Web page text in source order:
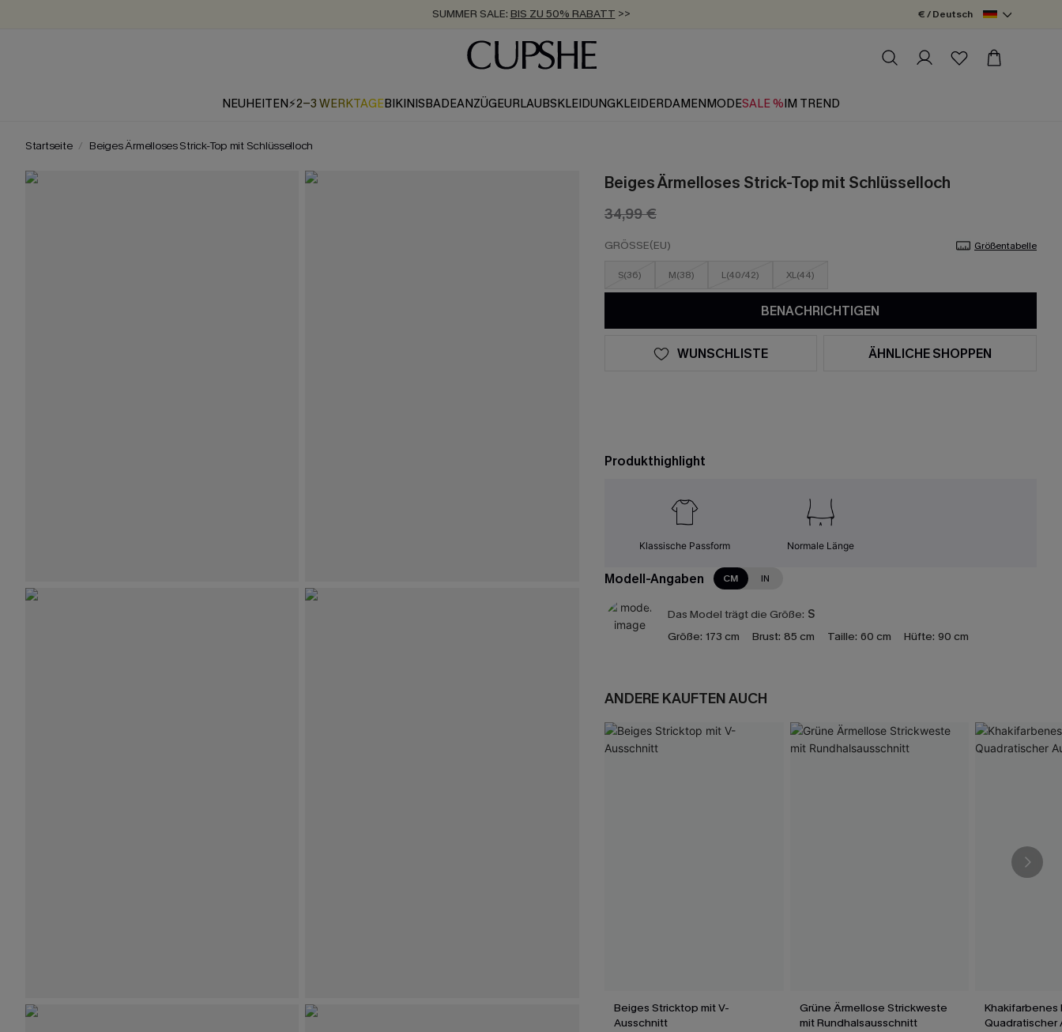
SUMMER SALE: BIS ZU 50% RABATT >>
ZUM NEWSLETTER:BIS ZU -20% EXTRA ERHALTEN
KOSTENLOSER VERSAND AB 89 €
€ / Deutsch
NEUHEITEN⚡2-3 WERKTAGEBIKINISBADEANZÜGEURLAUBSKLEIDUNGKLEIDERDAMENMODESALE %IM TREND
Startseite Beiges Ärmelloses Strick-Top mit Schlüsselloch
Beiges Ärmelloses Strick-Top mit Schlüsselloch
34,99 €
GRÖSSE(EU) Größentabelle
S(36) M(38) L(40/42) XL(44)
BENACHRICHTIGEN
WUNSCHLISTE ÄHNLICHE SHOPPEN
Produkthighlight
Klassische Passform Normale Länge
Modell-Angaben CM IN
Das Model trägt die Größe: S
Größe: 173 cm Brust: 85 cm Taille: 60 cm Hüfte: 90 cm
ANDERE KAUFTEN AUCH
Beiges Stricktop mit V-
Ausschnitt
Grüne Ärmellose Strickweste
mit Rundhalsausschnitt
Khakifarbenes
Quadratischer